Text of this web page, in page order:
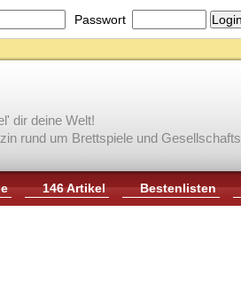
Passwort
dir deine Welt!
rund um Brettspiele und
146 Artikel Bestenlisten